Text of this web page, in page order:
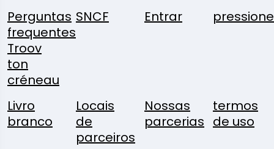
Perguntas
frequentes
Troov
ton
créneau
SNCF Entrar pressione
Livro
branco
Locais
de
parceiros
Nossas
parcerias
termos
de uso